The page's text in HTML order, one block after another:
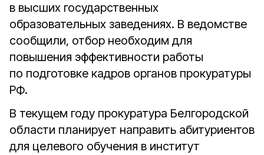
в высших государственных
образовательных заведениях. В ведомстве
сообщили, отбор необходим для
повышения эффективности работы
по подготовке кадров органов прокуратуры
РФ.
В текущем году прокуратура Белгородской
области планирует направить абитуриентов
для целевого обучения в институт